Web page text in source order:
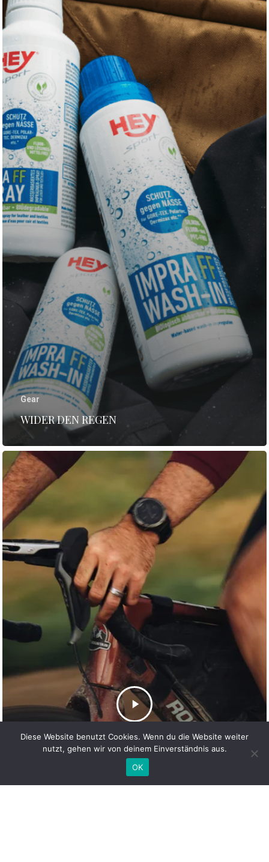
Gear
WIDER DEN REGEN
GEAR
REISE
Diese Website benutzt Cookies. Wenn du die Website weiter
nutzt, gehen wir von deinem Einverständnis aus.
OK